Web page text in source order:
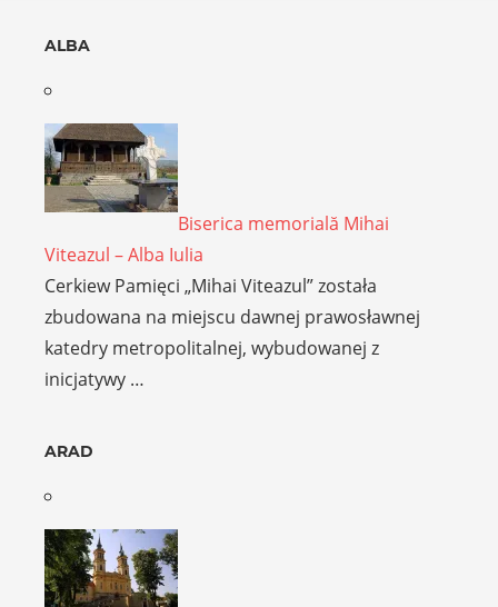
ALBA
Biserica memorială Mihai
Viteazul – Alba Iulia
Cerkiew Pamięci „Mihai Viteazul” została
zbudowana na miejscu dawnej prawosławnej
katedry metropolitalnej, wybudowanej z
inicjatywy …
ARAD